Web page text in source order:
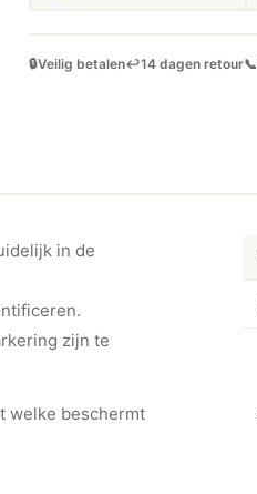
🔒Veilig betalen↩️14 dagen retour📞
in de
zijn te
welke beschermt